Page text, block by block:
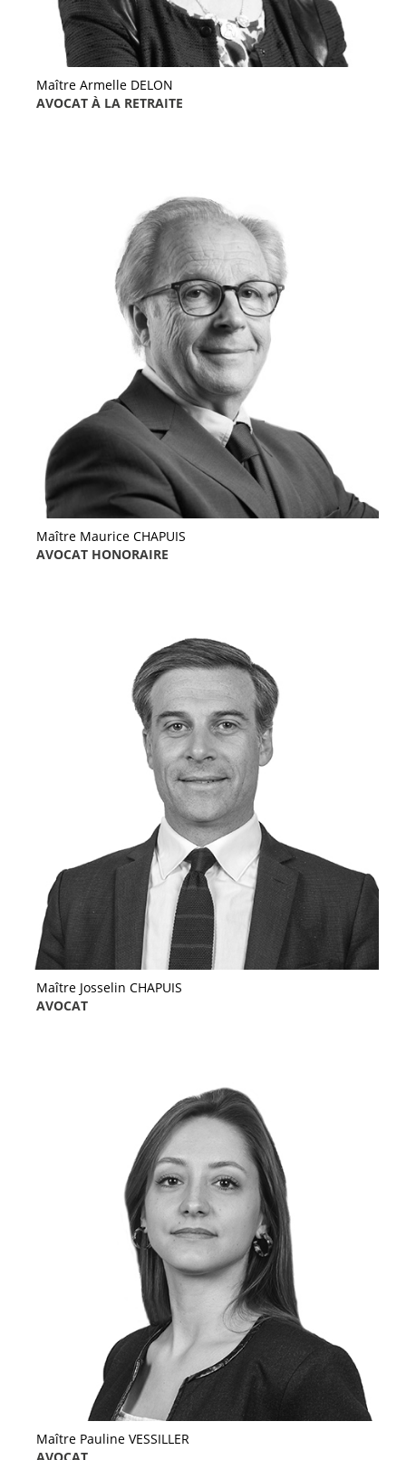
Maître Armelle DELON
AVOCAT À LA RETRAITE
Maître Maurice CHAPUIS
AVOCAT HONORAIRE
Maître Josselin CHAPUIS
AVOCAT
Maître Pauline VESSILLER